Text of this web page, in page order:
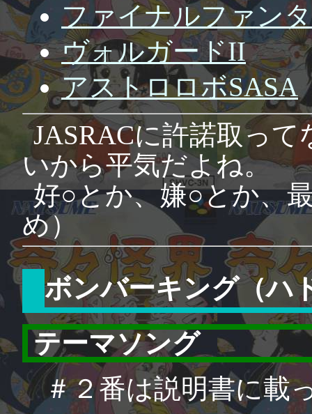
ファイナルファン
ヴォルガードII
アストロロボSASA
JASRACに許諾取っ
いから平気だよね。
好○とか、嫌○とか、
め）
ボンバーキング（ハ
テーマソング
＃２番は説明書に載